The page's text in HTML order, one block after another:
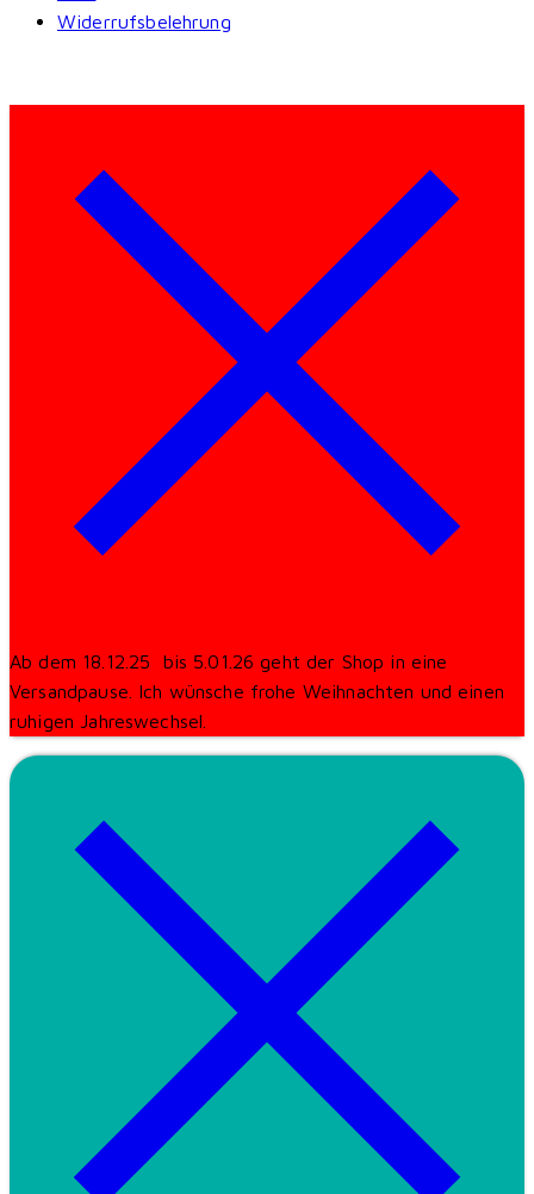
Widerrufsbelehrung
Ab dem 18.12.25 bis 5.01.26 geht der Shop in eine
Versandpause. Ich wünsche frohe Weihnachten und einen
ruhigen Jahreswechsel.